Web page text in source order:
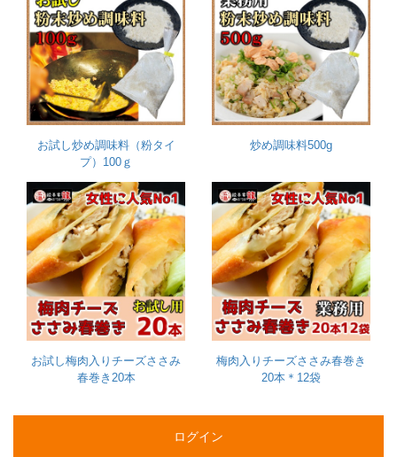
お試し炒め調味料（粉タイ
プ）100ｇ
炒め調味料500g
お試し梅肉入りチーズささみ
春巻き20本
梅肉入りチーズささみ春巻き
20本＊12袋
ログイン